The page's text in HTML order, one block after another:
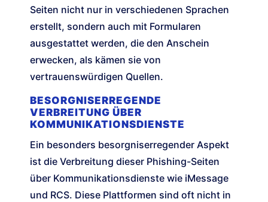
Seiten nicht nur in verschiedenen Sprachen
erstellt, sondern auch mit Formularen
ausgestattet werden, die den Anschein
erwecken, als kämen sie von
vertrauenswürdigen Quellen.
BESORGNISERREGENDE
VERBREITUNG ÜBER
KOMMUNIKATIONSDIENSTE
Ein besonders besorgniserregender Aspekt
ist die Verbreitung dieser Phishing-Seiten
über Kommunikationsdienste wie iMessage
und RCS. Diese Plattformen sind oft nicht in